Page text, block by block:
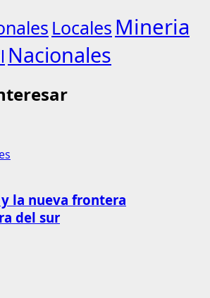
Locales Mineria
Nacionales
la nueva frontera
del sur